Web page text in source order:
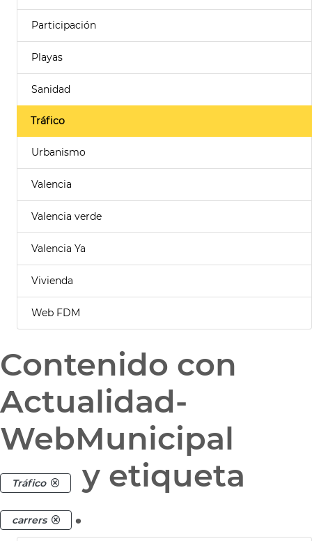
Participación
Playas
Sanidad
Tráfico
Urbanismo
Valencia
Valencia verde
Valencia Ya
Vivienda
Web FDM
Contenido con
Actualidad-
WebMunicipal
Tráfico y etiqueta
carrers .